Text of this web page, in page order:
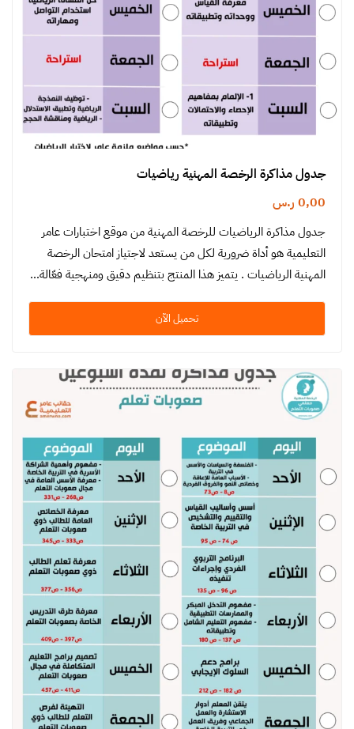
جدول مذاكرة الرخصة المهنية رياضيات
0,00 ر.س
جدول مذاكرة الرياضيات للرخصة المهنية من موقع اختبارات عامر
التعليمية هو أداة ضرورية لكل من يستعد لاجتياز امتحان الرخصة
المهنية الرياضيات . يتميز هذا المنتج بتنظيم دقيق ومنهجية فعّالة…
تحميل الآن